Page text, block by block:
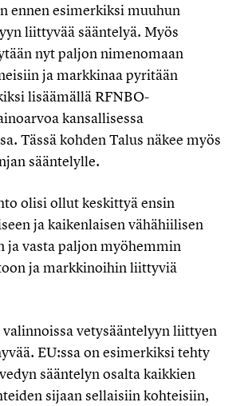
ennen esimerkiksi muuhun
liittyvää sääntelyä. Myös
nyt paljon nimenomaan
ja markkinaa pyritään
lisäämällä RFNBO-
kansallisessa
Tässä kohden Talus näkee myös
sääntelylle.
olisi ollut keskittyä ensin
ja kaikenlaisen vähähiilisen
ja vasta paljon myöhemmin
ja markkinoihin liittyviä
valinnoissa vetysääntelyyn liittyen
EU:ssa on esimerkiksi tehty
sääntelyn osalta kaikkien
sijaan sellaisiin kohteisiin,